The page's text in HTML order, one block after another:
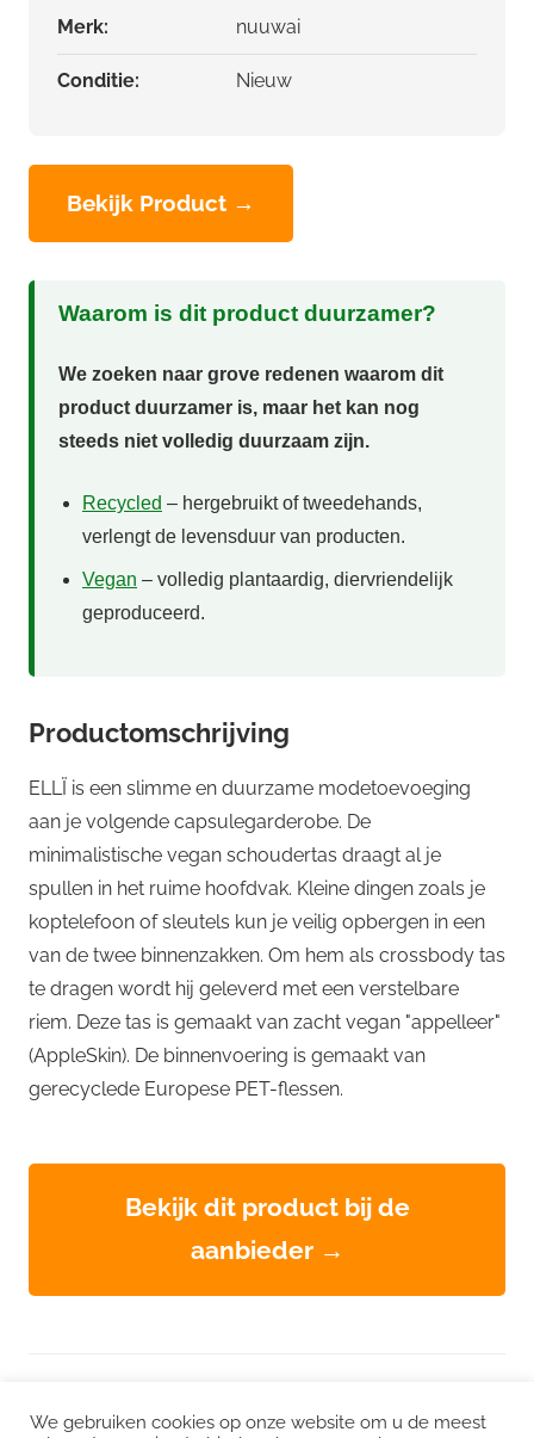
Merk: nuuwai
Conditie: Nieuw
Bekijk Product →
Waarom is dit product duurzamer?
We zoeken naar grove redenen waarom dit
product duurzamer is, maar het kan nog
steeds niet volledig duurzaam zijn.
Recycled – hergebruikt of tweedehands,
verlengt de levensduur van producten.
Vegan – volledig plantaardig, diervriendelijk
geproduceerd.
Productomschrijving
ELLÏ is een slimme en duurzame modetoevoeging
aan je volgende capsulegarderobe. De
minimalistische vegan schoudertas draagt al je
spullen in het ruime hoofdvak. Kleine dingen zoals je
koptelefoon of sleutels kun je veilig opbergen in een
van de twee binnenzakken. Om hem als crossbody tas
te dragen wordt hij geleverd met een verstelbare
riem. Deze tas is gemaakt van zacht vegan "appelleer"
(AppleSkin). De binnenvoering is gemaakt van
gerecyclede Europese PET-flessen.
Bekijk dit product bij de
aanbieder →
We gebruiken cookies op onze website om u de meest